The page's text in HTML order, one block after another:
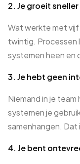
2. Je groeit
Wat werkte met
twintig. Processen
systemen heen en
3. Je hebt geen
Niemand in je
systemen je
samenhangen. Dat
4. Je bent